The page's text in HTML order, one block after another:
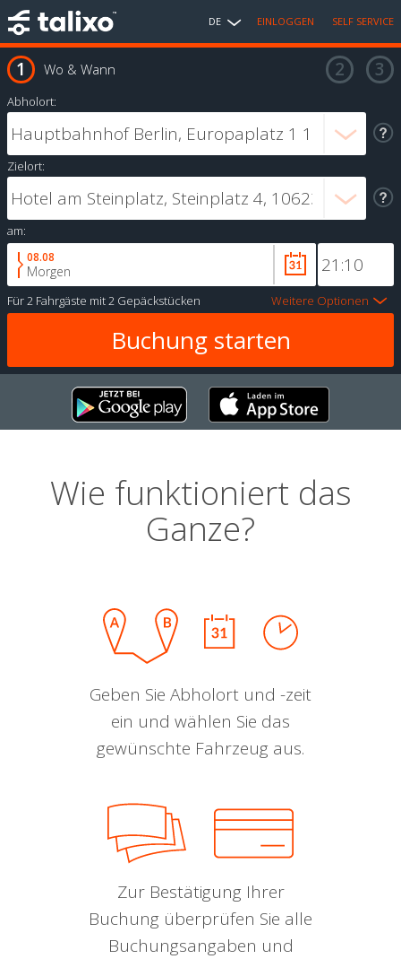
DE EINLOGGEN SELF SERVICE
Wo & Wann
Abholort:
Zielort:
am:
08.08
Morgen
Für2 Fahrgäste mit2 Gepäckstücken Weitere Optionen
Wie funktioniert das
Ganze?
Geben Sie Abholort und -zeit
ein und wählen Sie das
gewünschte Fahrzeug aus.
Zur Bestätigung Ihrer
Buchung überprüfen Sie alle
Buchungsangaben und